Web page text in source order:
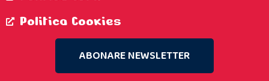
Politica Cookies
ABONARE NEWSLETTER